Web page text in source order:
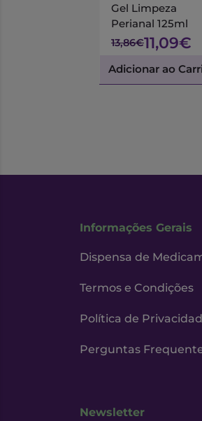
Gel Limpeza
Perianal 125ml
13,86€11,09€
Adicionar ao
Informações Gerais
Dispensa de
Termos e Condições
Política de
Perguntas
Newsletter